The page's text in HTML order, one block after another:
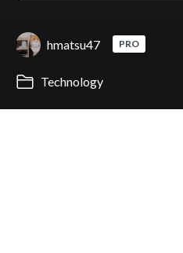
hmatsu47 PRO
Technology